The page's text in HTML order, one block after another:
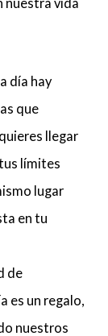
día hay
que
llegar
límites
lugar
en tu
de
es un regalo,
nuestros